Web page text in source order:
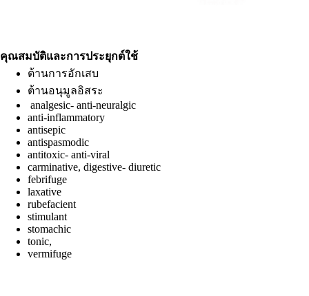
คุณสมบัติและการประยุกต์ใช้
ต้านการอักเสบ
ต้านอนุมูลอิสระ
analgesic- anti-neuralgic
anti-inflammatory
antisepic
antispasmodic
antitoxic- anti-viral
carminative, digestive- diuretic
febrifuge
laxative
rubefacient
stimulant
stomachic
tonic,
vermifuge